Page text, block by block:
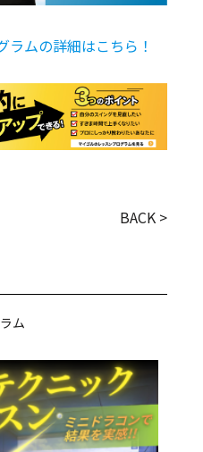
ムの詳細はこちら！
BACK >
ム